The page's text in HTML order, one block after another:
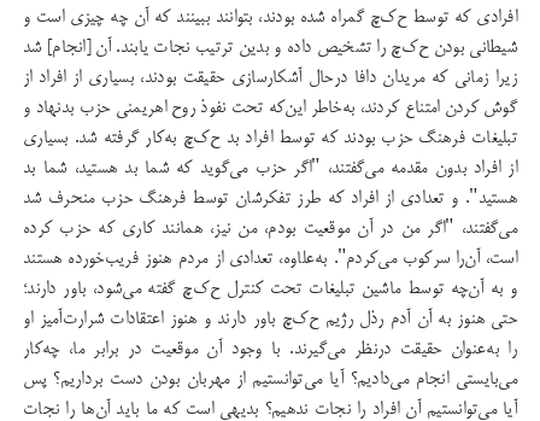
افرادی که توسط ح‌ک‌چ گمراه شده بودند، بتوانند ببینند که آن چه چیزی است و
شیطانی بودن ح‌ک‌چ را تشخیص داده و بدین ترتیب نجات یابند. آن [انجام] شد
زیرا زمانی که مریدان دافا درحال آشکارسازی حقیقت بودند، بسیاری از افراد از
گوش کردن امتناع کردند، به‌خاطر این‌که تحت نفوذ روح اهریمنی حزب بدنهاد و
تبلیغات فرهنگ حزب بودند که توسط افراد بد ح‌ک‌چ به‌کار گرفته شد. بسیاری
از افراد بدون مقدمه می‌گفتند، "اگر حزب می‌گوید که شما بد هستید، شما بد
هستید". و تعدادی از افراد که طرز تفکرشان توسط فرهنگ حزب منحرف شد
می‌گفتند، "اگر من در آن موقعیت بودم، من نیز، همانند کاری که حزب ‌کرده
است، آن‌را سرکوب می‌کردم". به‌علاوه، تعدادی از مردم هنوز فریب‌خورده هستند
و به آن‌چه توسط ماشین تبلیغات تحت کنترل ح‌ک‌چ گفته می‌شود، باور دارند؛
حتی هنوز به آن آدم رذل رژیم ح‌ک‌چ باور دارند و هنوز اعتقادات شرارت‌آمیز او
را به‌عنوان حقیقت درنظر می‌گیرند. با وجود آن موقعیت در برابر ما، چه‌کار
می‌بایستی انجام می‌دادیم؟ آیا می‌توانستیم از مهربان بودن دست برداریم؟ پس
آیا می‌توانستیم آن افراد را نجات ندهیم؟ بدیهی است که ما باید آن‌ها را نجات